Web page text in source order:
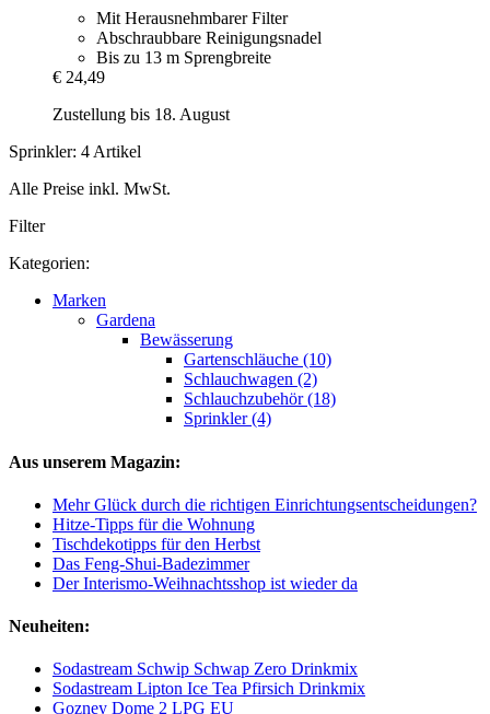
Mit Herausnehmbarer Filter
Abschraubbare Reinigungsnadel
Bis zu 13 m Sprengbreite
€ 24,49
Zustellung bis 18. August
Sprinkler: 4 Artikel
Alle Preise inkl. MwSt.
Filter
Kategorien:
Marken
Gardena
Bewässerung
Gartenschläuche (10)
Schlauchwagen (2)
Schlauchzubehör (18)
Sprinkler (4)
Aus unserem Magazin:
Mehr Glück durch die richtigen Einrichtungsentscheidungen?
Hitze-Tipps für die Wohnung
Tischdekotipps für den Herbst
Das Feng-Shui-Badezimmer
Der Interismo-Weihnachtsshop ist wieder da
Neuheiten:
Sodastream Schwip Schwap Zero Drinkmix
Sodastream Lipton Ice Tea Pfirsich Drinkmix
Gozney Dome 2 LPG EU